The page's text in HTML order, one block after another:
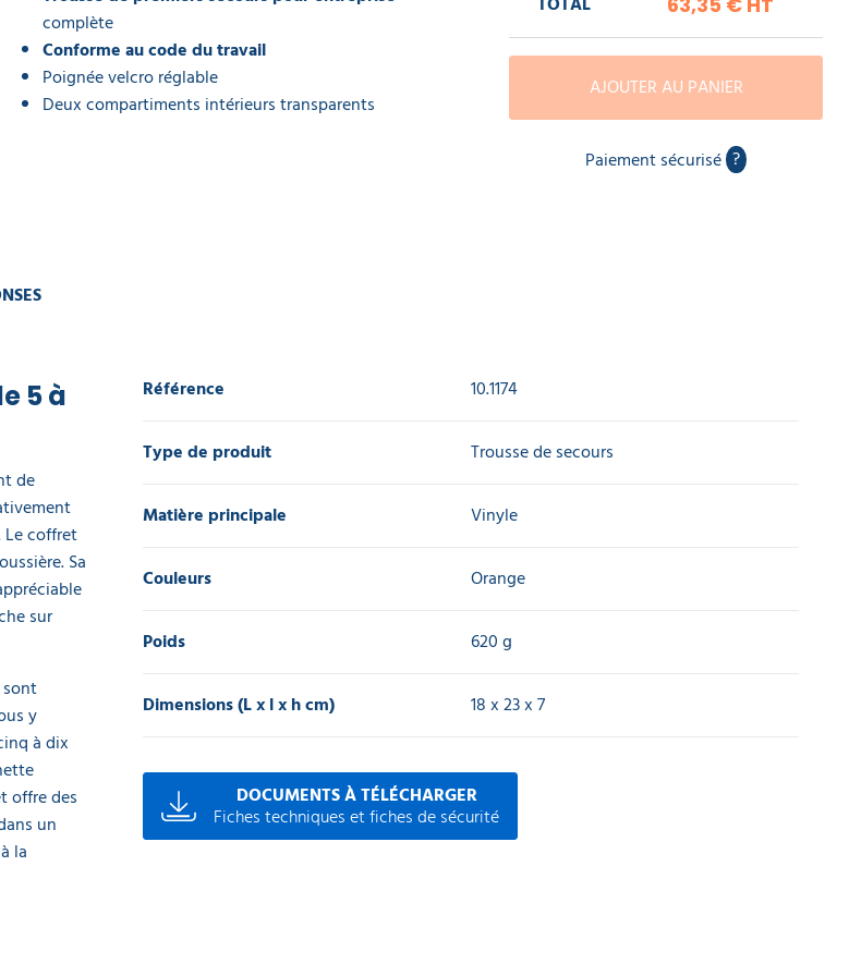
complète
Conforme au code du travail
Poignée velcro réglable
Deux compartiments intérieurs transparents
AJOUTER AU PANIER
Paiement sécurisé ?
5 à
de
Le coffret
Sa
sur
y
à dix
offre des
un
la
Référence 10.1174
Type de produit Trousse de secours
Matière principale Vinyle
Couleurs Orange
Poids 620 g
Dimensions (L x l x h cm) 18 x 23 x 7
DOCUMENTS À TÉLÉCHARGER
Fiches techniques et fiches de sécurité